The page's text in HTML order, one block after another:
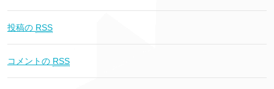
投稿の RSS
コメントの RSS